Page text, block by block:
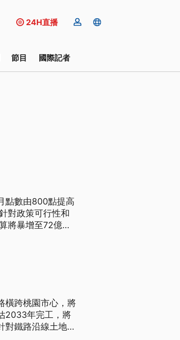
24H直播
節目 國際記者
點數由800點提高
對政策可行性和
將暴增至72億
橫跨桃園市心，將
2033年完工，將
對鐵路沿線土地進